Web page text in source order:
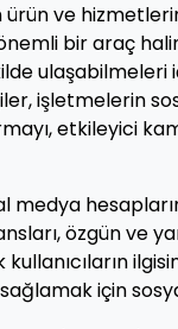
ve
bir araç
işletmelerin
etkileyici
medya
özgün ve
için